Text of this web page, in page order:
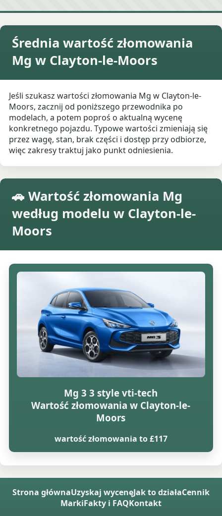
Średnia wartość złomowania
Mg w Clayton-le-Moors
Jeśli szukasz wartości złomowania Mg w Clayton-le-
Moors, zacznij od poniższego przewodnika po
modelach, a potem poproś o aktualną wycenę
konkretnego pojazdu. Typowe wartości zmieniają się
przez wagę, stan, brak części i dostęp przy odbiorze,
więc zakresy traktuj jako punkt odniesienia.
🚗 Wartość złomowania Mg
według modelu w Clayton-le-
Moors
Mg 3 3 style vti-tech
Wartość złomowania w Clayton-le-
Moors
wartość złomowania to £117
Strona głównaUzyskaj wycenęJak to działaCennik
MarkiFakty i FAQKontakt